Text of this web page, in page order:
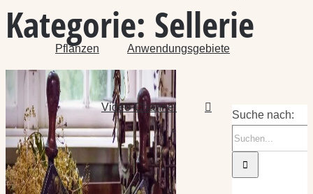
Pflanzen Anwendungsgebiete
Video-Channel
Kategorie: Sellerie
Suche nach: